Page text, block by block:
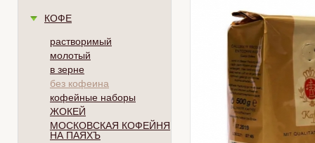
КОФЕ
растворимый
молотый
в зерне
без кофеина
кофейные наборы
ЖОКЕЙ
МОСКОВСКАЯ КОФЕЙНЯ
НА ПАЯХЪ